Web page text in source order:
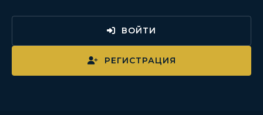
ВОЙТИ
РЕГИСТРАЦИЯ